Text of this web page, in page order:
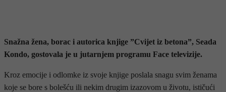
Snažna žena, borac i autorica knjige ”Cvijet iz betona”, Seada
Kondo, gostovala je u jutarnjem programu Face televizije.
Kroz emocije i odlomke iz svoje knjige poslala snagu svim ženama
koje se bore s bolešću ili nekim drugim izazovom u životu, ističući